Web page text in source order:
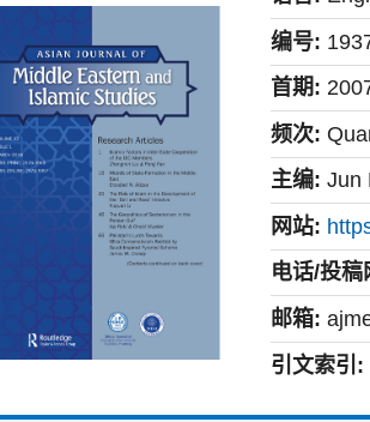
编号:
首期:
频次:
主编: Jun
网站:
电话/投稿
邮箱:
引文索引: